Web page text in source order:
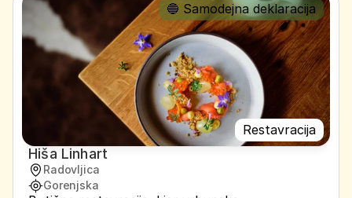
Restavracija
🔵 Samodejna deklaracija
Hiša Linhart
Radovljica
Gorenjska